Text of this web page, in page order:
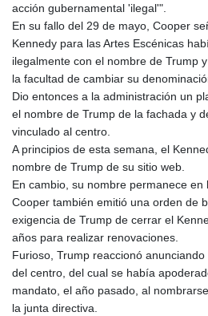
acción gubernamental 'ilegal'".
En su fallo del 29 de mayo, Cooper
Kennedy para las Artes Escénicas
ilegalmente con el nombre de Trump
la facultad de cambiar su
Dio entonces a la administración un
el nombre de Trump de la fachada y
vinculado al centro.
A principios de esta semana, el
nombre de Trump de su sitio web.
En cambio, su nombre permanece en
Cooper también emitió una orden de
exigencia de Trump de cerrar el
años para realizar renovaciones.
Furioso, Trump reaccionó
del centro, del cual se había
mandato, el año pasado, al
la junta directiva.